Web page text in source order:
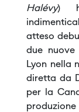
Halévy)
atteso
due
Lyon nella
diretta da
per la